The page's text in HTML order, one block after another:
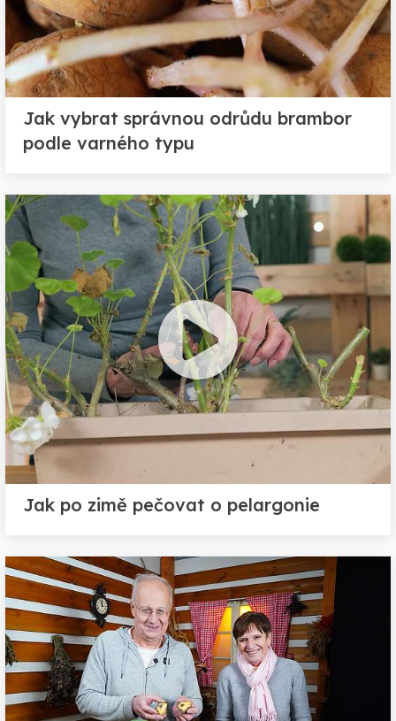
Jak vybrat správnou odrůdu brambor
podle varného typu
Jak po zimě pečovat o pelargonie